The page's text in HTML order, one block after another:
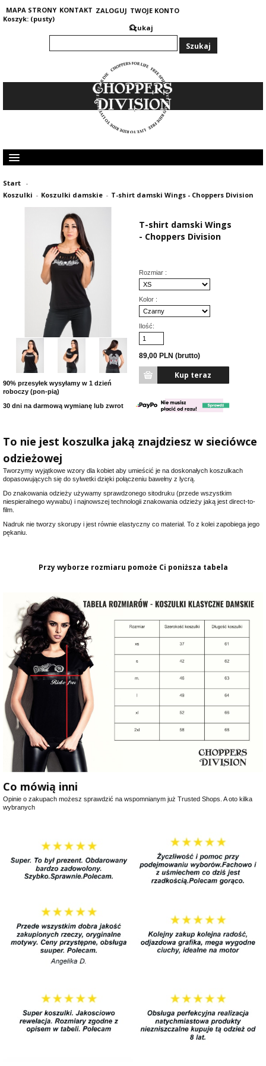
MAPA STRONY KONTAKT ZALOGUJ TWOJE KONTO
Koszyk: (pusty)
Szukaj
KOLEKCJA DAMSKA
GRUBE I CIEPŁE BLUZY 400G
OPINIE KLIENTÓW
Start -
Koszulki - Koszulki damskie - T-shirt damski Wings - Choppers Division
90% przesyłek wysyłamy w 1 dzień
roboczy (pon-pią)
30 dni na darmową wymianę lub zwrot
T-shirt damski Wings
- Choppers Division
Rozmiar :
Kolor :
Ilość:
89,00 PLN (brutto)
To nie jest koszulka jaką znajdziesz w sieciówce
odzieżowej
Tworzymy wyjątkowe wzory dla kobiet aby umieścić je na doskonałych koszulkach
dopasowujących się do sylwetki dzięki połączeniu bawełny z lycrą.
Do znakowania odzieży używamy sprawdzonego sitodruku (przede wszystkim
niespieralnego wywabu) i najnowszej technologii znakowania odzieży jaką jest direct-to-
film.
Nadruk nie tworzy skorupy i jest równie elastyczny co materiał. To z kolei zapobiega jego
pękaniu.
Przy wyborze rozmiaru pomoże Ci poniższa tabela
Co mówią inni
Opinie o zakupach możesz sprawdzić na wspomnianym już Trusted Shops. A oto kilka
wybranych